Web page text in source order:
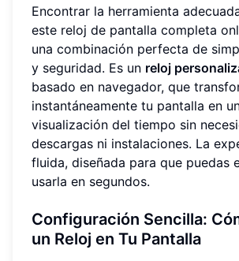
Encontrar la herramienta
este reloj de pantalla completa
una combinación perfecta de
y seguridad. Es un reloj
basado en navegador, que
instantáneamente tu pantalla en
visualización del tiempo sin
descargas ni instalaciones. La
fluida, diseñada para que puedas
usarla en segundos.
Configuración Sencilla:
un Reloj en Tu Pantalla